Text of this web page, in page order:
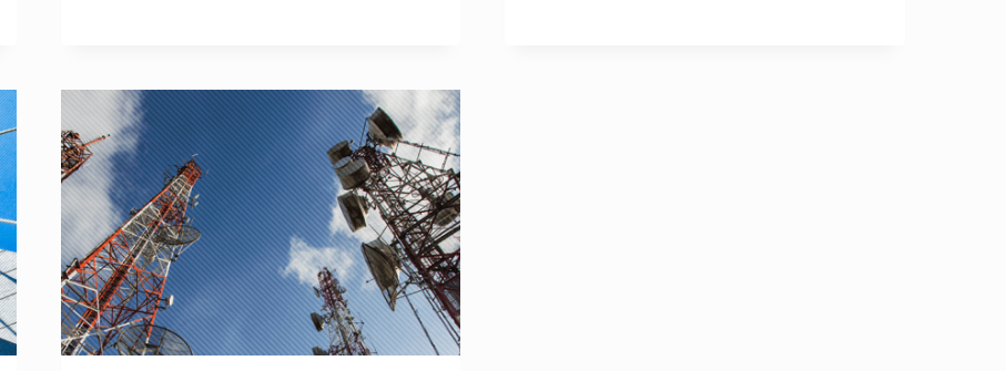
QUE
VOCÊ
PRECISA
SABER